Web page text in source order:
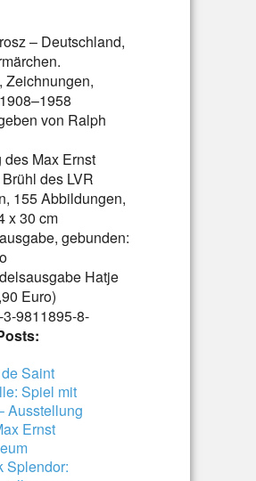
– Deutschland,
Zeichnungen,
von Ralph
des Max Ernst
des LVR
155 Abbildungen,
x 30 cm
gebunden:
Hatje
Euro)
9811895-8-
Saint
Spiel mit
Ausstellung
Ernst
Splendor: